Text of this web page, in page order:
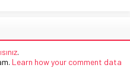
.
Learn how your comment data